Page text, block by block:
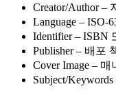
Creator/Author–
Language –
Identifier– ISBN
Publisher– 배포
Cover Image – 매
Subject/Keywords